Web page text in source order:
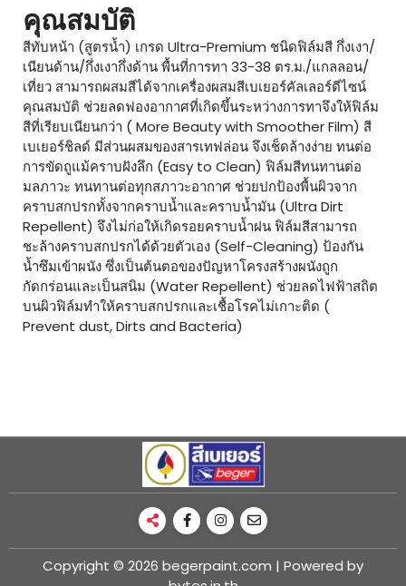
คุณสมบัติ
สีทับหน้า (สูตรน้ำ) เกรด Ultra-Premium ชนิดฟิล์มสี กึ่งเงา/
เนียนด้าน/กึ่งเงากึ่งด้าน พื้นที่การทา 33-38 ตร.ม./แกลลอน/
เที่ยว สามารถผสมสีได้จากเครื่องผสมสีเบเยอร์คัลเลอร์ดีไซน์
คุณสมบัติ ช่วยลดฟองอากาศที่เกิดขึ้นระหว่างการทาจึงให้ฟิล์ม
สีที่เรียบเนียนกว่า ( More Beauty with Smoother Film) สี
เบเยอร์ชิลด์ มีส่วนผสมของสารเทฟล่อน จึงเช็ดล้างง่าย ทนต่อ
การขัดถูแม้คราบฝังลึก (Easy to Clean) ฟิล์มสีทนทานต่อ
มลภาวะ ทนทานต่อทุกสภาวะอากาศ ช่วยปกป้องพื้นผิวจาก
คราบสกปรกทั้งจากคราบน้ำและคราบน้ำมัน (Ultra Dirt
Repellent) จึงไม่ก่อให้เกิดรอยคราบน้ำฝน ฟิล์มสีสามารถ
ชะล้างคราบสกปรกได้ด้วยตัวเอง (Self-Cleaning) ป้องกัน
น้ำซึมเข้าผนัง ซึ่งเป็นต้นตอของปัญหาโครงสร้างผนังถูก
กัดกร่อนและเป็นสนิม (Water Repellent) ช่วยลดไฟฟ้าสถิต
บนผิวฟิล์มทำให้คราบสกปรกและเชื้อโรคไม่เกาะติด (
Prevent dust, Dirts and Bacteria)
Copyright © 2026 begerpaint.com | Powered by